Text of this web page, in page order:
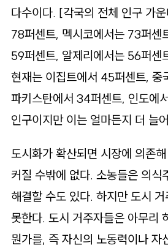
다수이다. [각국의 전체 인구 가
78퍼센트, 멕시코에서는 73퍼센
59퍼센트, 알제리에서는 56퍼센
현재는 이집트에서 45퍼센트, 중
파키스탄에서 34퍼센트, 인도에
인구이지만 이는 얼마든지 더 늘
도시화가 확산되면 시장에 의존
커질 수밖에 없다. 소농들은 의식
해결할 수도 있다. 하지만 도시 거
못한다. 도시 거주자들은 아무리
뭔가를, 즉 자신의 노동력이나 자